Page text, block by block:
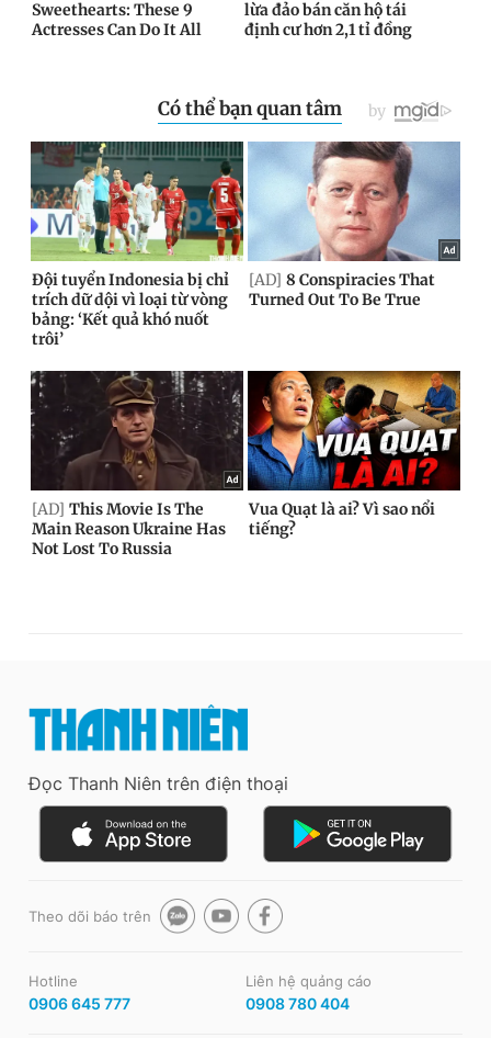
Đọc Thanh Niên trên điện thoại
Theo dõi báo trên
Hotline
0906 645 777
Liên hệ quảng cáo
0908 780 404